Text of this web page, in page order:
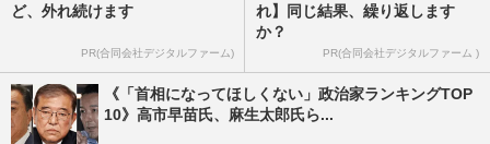
ど、外れ続けます
PR(合同会社デジタルファーム)
れ】同じ結果、繰り返します
か？
PR(合同会社デジタルファーム )
《「首相になってほしくない」政治家ランキングTOP
10》高市早苗氏、麻生太郎氏ら...